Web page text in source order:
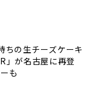
ちの生チーズケーキ
」が名古屋に再登
も